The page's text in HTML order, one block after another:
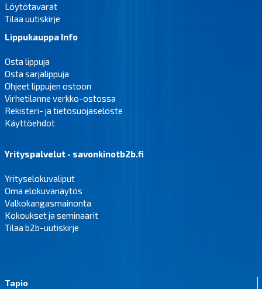
Löytötavarat
Tilaa uutiskirje
Lippukauppa Info
Osta lippuja
Osta sarjalippuja
Ohjeet lippujen ostoon
Virhetilanne verkko-ostossa
Rekisteri- ja tietosuojaseloste
Käyttöehdot
Yrityspalvelut - savonkinotb2b.fi
Yrityselokuvaliput
Oma elokuvanäytös
Valkokangasmainonta
Kokoukset ja seminaarit
Tilaa b2b-uutiskirje
Tapio